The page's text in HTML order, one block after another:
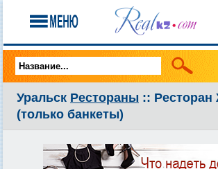
Уральск Рестораны :: Ресторан
(только банкеты)